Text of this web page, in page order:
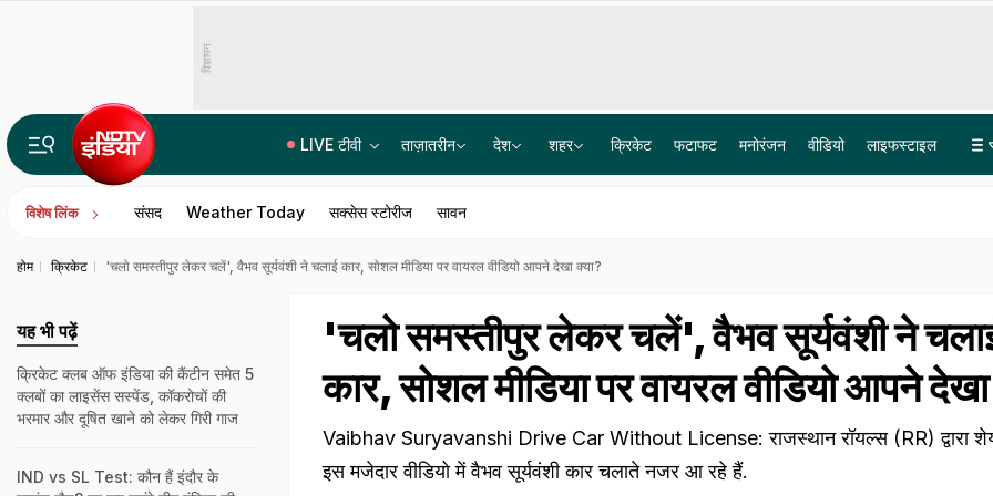
विज्ञापन
LIVE टीवी ताज़ातरीन देश शहर क्रिकेट फटाफट मनोरंजन वीडियो लाइफस्टाइल
विशेष लिंक संसद Weather Today सक्सेस स्टोरीज सावन
होम क्रिकेट 'चलो समस्तीपुर लेकर चलें', वैभव सूर्यवंशी ने चलाई कार, सोशल मीडिया पर वायरल वीडियो आपने देखा क्या?
'चलो समस्तीपुर लेकर चलें', वैभव सूर्यवंशी ने
कार, सोशल मीडिया पर वायरल वीडियो आपने
Vaibhav Suryavanshi Drive Car Without License: राजस्थान रॉयल्स (RR) द्वारा
इस मजेदार वीडियो में वैभव सूर्यवंशी कार चलाते नजर आ रहे हैं.
यह भी पढ़ें
क्रिकेट क्लब ऑफ इंडिया की कैंटीन समेत 5
क्लबों का लाइसेंस सस्पेंड, कॉकरोचों की
भरमार और दूषित खाने को लेकर गिरी गाज
IND vs SL Test: कौन हैं इंदौर के